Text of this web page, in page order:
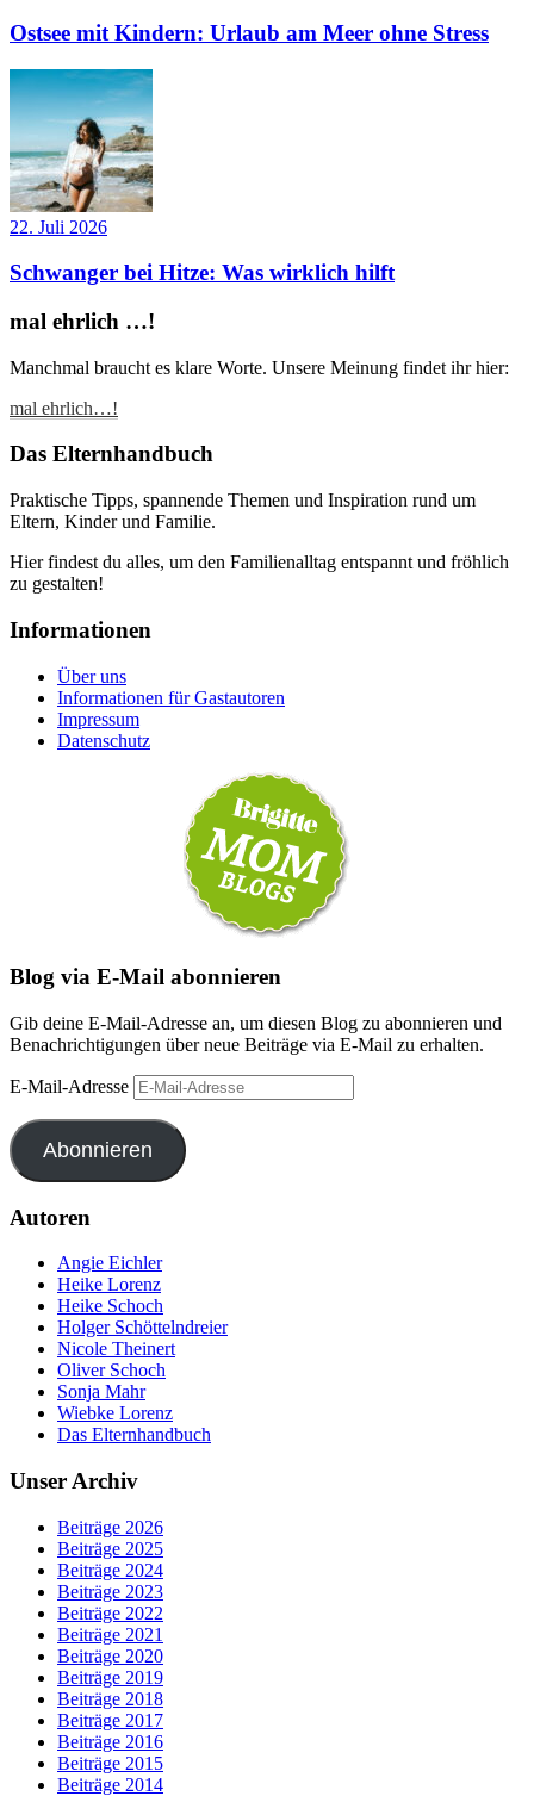
Ostsee mit Kindern: Urlaub am Meer ohne Stress
22. Juli 2026
Schwanger bei Hitze: Was wirklich hilft
mal ehrlich …!
Manchmal braucht es klare Worte. Unsere Meinung findet ihr hier:
mal ehrlich…!
Das Elternhandbuch
Praktische Tipps, spannende Themen und Inspiration rund um
Eltern, Kinder und Familie.
Hier findest du alles, um den Familienalltag entspannt und fröhlich
zu gestalten!
Informationen
Über uns
Informationen für Gastautoren
Impressum
Datenschutz
Blog via E-Mail abonnieren
Gib deine E-Mail-Adresse an, um diesen Blog zu abonnieren und
Benachrichtigungen über neue Beiträge via E-Mail zu erhalten.
E-Mail-Adresse
Abonnieren
Autoren
Angie Eichler
Heike Lorenz
Heike Schoch
Holger Schöttelndreier
Nicole Theinert
Oliver Schoch
Sonja Mahr
Wiebke Lorenz
Das Elternhandbuch
Unser Archiv
Beiträge 2026
Beiträge 2025
Beiträge 2024
Beiträge 2023
Beiträge 2022
Beiträge 2021
Beiträge 2020
Beiträge 2019
Beiträge 2018
Beiträge 2017
Beiträge 2016
Beiträge 2015
Beiträge 2014